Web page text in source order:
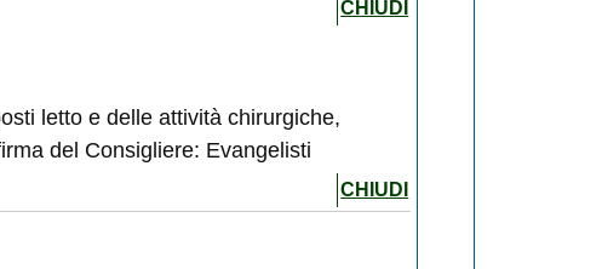
CHIUDI
letto e delle attività chirurgiche,
del Consigliere: Evangelisti
CHIUDI